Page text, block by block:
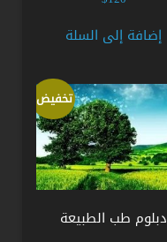
إضافة إلى السلة
تخفيض!
دبلوم طب الطبيعة